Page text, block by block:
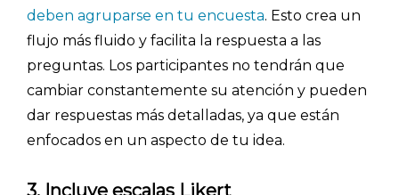
deben agruparse en tu encuesta. Esto crea un
flujo más fluido y facilita la respuesta a las
preguntas. Los participantes no tendrán que
cambiar constantemente su atención y pueden
dar respuestas más detalladas, ya que están
enfocados en un aspecto de tu idea.
3. Incluye escalas Likert